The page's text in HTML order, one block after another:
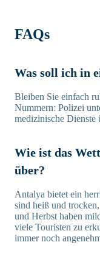
FAQs
Was soll ich in
Bleiben Sie einfach
Nummern: Polizei
medizinische Dienste
Wie ist das
über?
Antalya bietet ein
sind heiß und
und Herbst haben
viele Touristen zu
immer noch